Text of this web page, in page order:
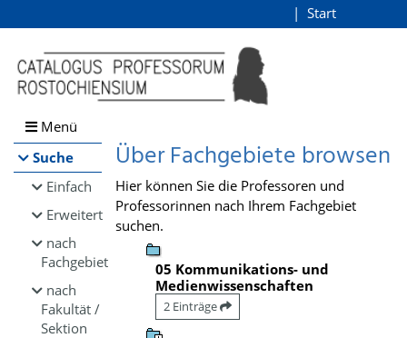
Browsen
direkt zum Inhalt
Start
Menü
Suche
Einfach
Erweitert
nach
Fachgebiet
nach
Fakultät /
Sektion
Über Fachgebiete browsen
Hier können Sie die Professoren und
Professorinnen nach Ihrem Fachgebiet
suchen.
05 Kommunikations- und
Medienwissenschaften
2 Einträge